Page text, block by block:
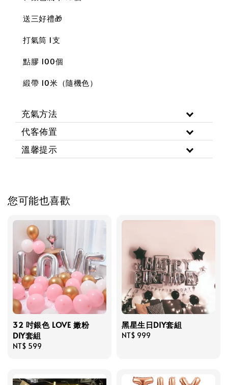
送三好禮🎁
打氣筒 1支
點膠 100個
緞帶 10米（隨機色）
充氣方法
代客佈置
溫馨提示
您可能也喜歡
32 吋銀色 LOVE 嫩粉
DIY套組
Regular
NT$ 599
黑星生日DIY套組
Regular
NT$ 999